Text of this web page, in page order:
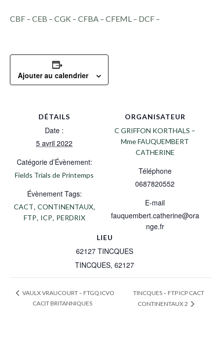
CBF – CEB – CGK – CFBA – CFEML – DCF –
Ajouter au calendrier
DÉTAILS
Date :
5 avril 2022
Catégorie d’Évènement:
Fields Trials de Printemps
Évènement Tags:
CACT, CONTINENTAUX,
FTP, ICP, PERDRIX
LIEU
62127 TINCQUES
TINCQUES, 62127
ORGANISATEUR
C GRIFFON KORTHALS –
Mme FAUQUEMBERT
CATHERINE
Téléphone
0687820552
E-mail
fauquembert.catherine@ora
nge.fr
VAULX VRAUCOURT – FTGQ ICVO
CACIT BRITANNIQUES
TINCQUES – FTP ICP CACT
CONTINENTAUX 2